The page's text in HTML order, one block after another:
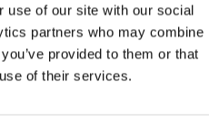
use of our site with our social
partners who may combine
provided to them or that
of their services.
Mjesto: Dramalj
HOTELA